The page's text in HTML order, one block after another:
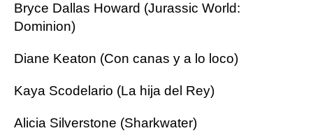
Bryce Dallas Howard (Jurassic World:
Dominion)
Diane Keaton (Con canas y a lo loco)
Kaya Scodelario (La hija del Rey)
Alicia Silverstone (Sharkwater)